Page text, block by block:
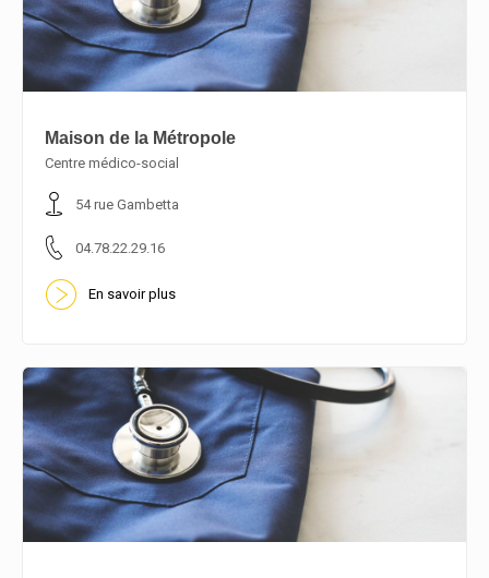
Maison de la Métropole
Centre médico-social
54 rue Gambetta
04.78.22.29.16
En savoir plus